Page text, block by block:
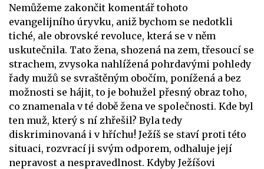
Nemůžeme zakončit komentář tohoto
evangelijního úryvku, aniž bychom se nedotkli
tiché, ale obrovské revoluce, která se v něm
uskutečnila. Tato žena, shozená na zem, třesoucí se
strachem, zvysoka nahlížená pohrdavými pohledy
řady mužů se svraštěným obočím, ponížená a bez
možnosti se hájit, to je bohužel přesný obraz toho,
co znamenala v té době žena ve společnosti. Kde byl
ten muž, který s ní zhřešil? Byla tedy
diskriminovaná i v hříchu! Ježíš se staví proti této
situaci, rozvrací ji svým odporem, odhaluje její
nepravost a nespravedlnost. Kdyby Ježíšovi